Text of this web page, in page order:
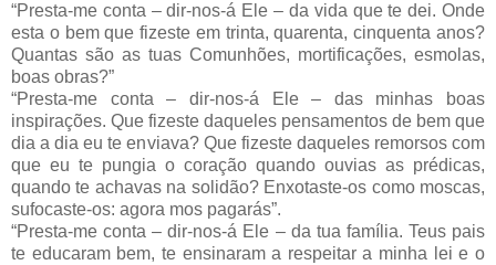
“Presta-me conta – dir-nos-á Ele – da vida que te dei. Onde
esta o bem que fizeste em trinta, quarenta, cinquenta anos?
Quantas são as tuas Comunhões, mortificações, esmolas,
boas obras?”
“Presta-me conta – dir-nos-á Ele – das minhas boas
inspirações. Que fizeste daqueles pensamentos de bem que
dia a dia eu te enviava? Que fizeste daqueles remorsos com
que eu te pungia o coração quando ouvias as prédicas,
quando te achavas na solidão? Enxotaste-os como moscas,
sufocaste-os: agora mos pagarás”.
“Presta-me conta – dir-nos-á Ele – da tua família. Teus pais
te educaram bem, te ensinaram a respeitar a minha lei e o